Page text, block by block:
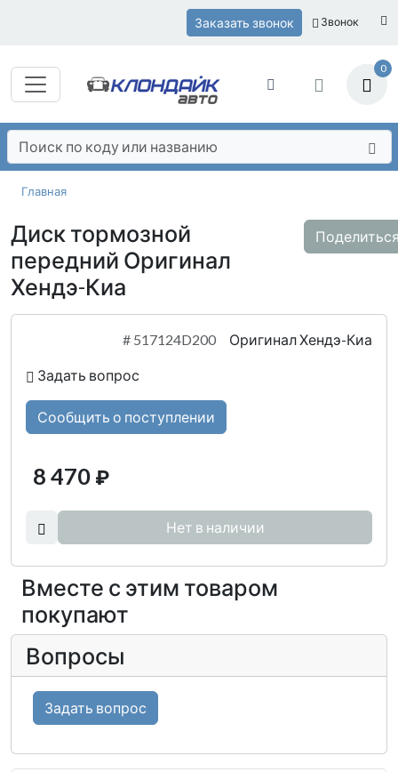
Заказать звонок Звонок
0
Главная
Диск тормозной
передний Оригинал
Хендэ-Киа
# 517124D200 Оригинал Хендэ-Киа
Задать вопрос
Сообщить о поступлении
8 470 ₽
Нет в наличии
Вместе с этим товаром
покупают
Вопросы
Задать вопрос